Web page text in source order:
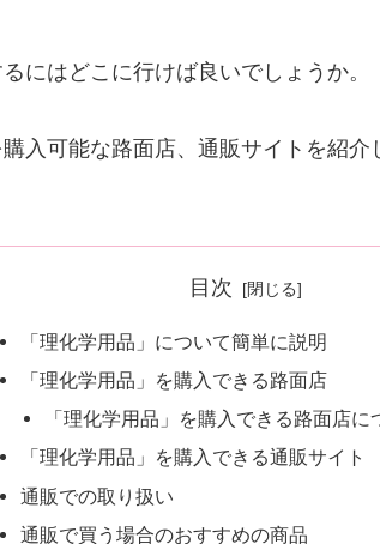
にはどこに行けば良いでしょうか。
購入可能な路面店、通販サイトを紹介
目次
「理化学用品」について簡単に説明
「理化学用品」を購入できる路面店
「理化学用品」を購入できる路面店に
「理化学用品」を購入できる通販サイト
通販での取り扱い
通販で買う場合のおすすめの商品